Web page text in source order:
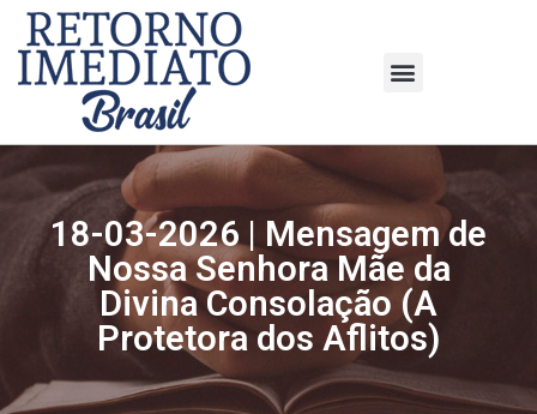
18-03-2026 | Mensagem de
Nossa Senhora Mãe da
Divina Consolação (A
Protetora dos Aflitos)